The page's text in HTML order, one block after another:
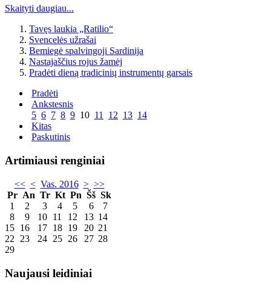
Skaityti daugiau...
Tavęs laukia „Ratilio“
Svencelės užrašai
Bemiegė spalvingoji Sardinija
Nastajaščius rojus žamėj
Pradėti dieną tradicinių instrumentų garsais
Pradėti
Ankstesnis
5 6 7 8 9 10 11 12 13 14
Kitas
Paskutinis
Artimiausi renginiai
<< < Vas. 2016 > >>
Pr An Tr Kt Pn Šš Sk
1
2 3 4 5 6
7
8
9 10 11 12 13 14
15 16 17 18 19 20 21
22
23 24 25 26 27 28
29
Naujausi leidiniai